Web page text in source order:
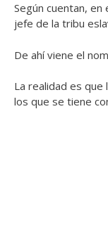
Según cuentan, en
jefe de la tribu
De ahí viene el
La realidad es
los que se tiene